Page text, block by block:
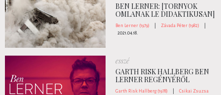
BEN LERNER: [TORNYOK
OMLANAK LE DIDAKTIKUSAN]
Ben Lerner (1979) Závada Péter (1982)
2021.04.18.
esszé
GARTH RISK HALLBERG BEN
LERNER REGÉNYÉRŐL
Garth Risk Hallberg (1978)
Csikai Zsuzsa